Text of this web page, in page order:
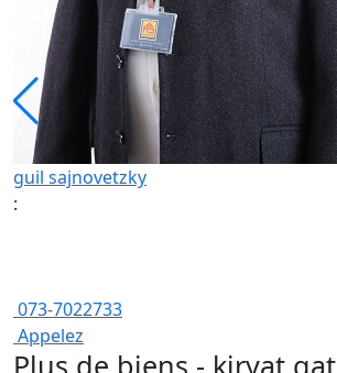
guil sajnovetzky
:
073-7022733
Appelez
Plus de biens - kiryat gat